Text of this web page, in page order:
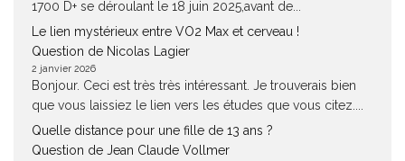
1700 D+ se déroulant le 18 juin 2025,avant de...
Le lien mystérieux entre VO2 Max et cerveau !
Question de Nicolas Lagier
2 janvier 2026
Bonjour. Ceci est très très intéressant. Je trouverais bien
que vous laissiez le lien vers les études que vous citez....
Quelle distance pour une fille de 13 ans ?
Question de Jean Claude Vollmer